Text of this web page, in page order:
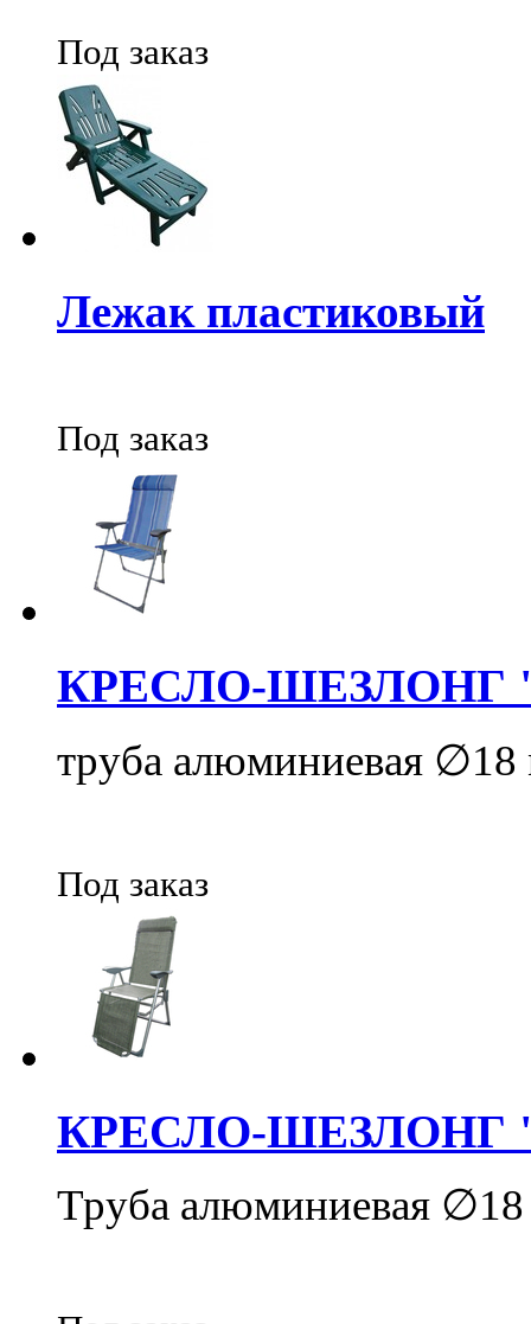
Под заказ
Лежак пластиковый
Под заказ
КРЕСЛО-ШЕЗЛОНГ
труба алюминиевая ∅18
Под заказ
КРЕСЛО-ШЕЗЛОНГ
Труба алюминиевая ∅18